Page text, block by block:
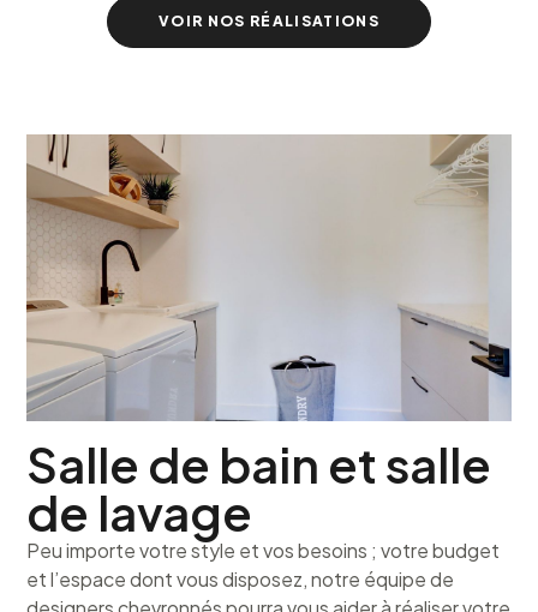
VOIR NOS RÉALISATIONS
Salle de bain et salle
de lavage
Peu importe votre style et vos besoins ; votre budget
et l’espace dont vous disposez, notre équipe de